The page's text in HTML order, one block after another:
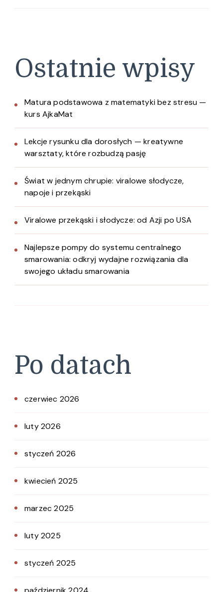
Ostatnie wpisy
Matura podstawowa z matematyki bez stresu —
kurs AjkaMat
Lekcje rysunku dla dorosłych — kreatywne
warsztaty, które rozbudzą pasję
Świat w jednym chrupie: viralowe słodycze,
napoje i przekąski
Viralowe przekąski i słodycze: od Azji po USA
Najlepsze pompy do systemu centralnego
smarowania: odkryj wydajne rozwiązania dla
swojego układu smarowania
Po datach
czerwiec 2026
luty 2026
styczeń 2026
kwiecień 2025
marzec 2025
luty 2025
styczeń 2025